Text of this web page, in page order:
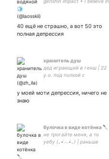
40 ещё не страшно, а вот 50 это
полная депрессия
хранитель душ
дед играющий в генш | 22
у.о. под полкой с
находится вход в
у моей моти депрессия, ничего не
знаю
булочка в виде котёнка 🔪
не трогайте меня, а то
уебу (｡•́︿•̀｡) | раньше